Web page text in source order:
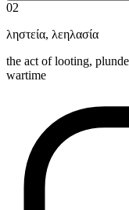
02
ληστεία, λεηλασία
the act of looting,
wartime